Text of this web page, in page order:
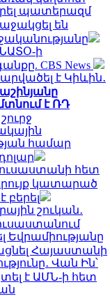
պատերազմ
են
ի
CBS News
է Կիևին․
է ՌԴ
համար
հետ
կատարած
բերել
շուկան․
Եվրամիությանը
Հայաստանի
Վան Ին՝
է ԱՄՆ-ի հետ